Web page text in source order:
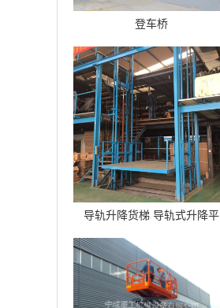
登车桥
导轨升降货梯 导轨式升降平